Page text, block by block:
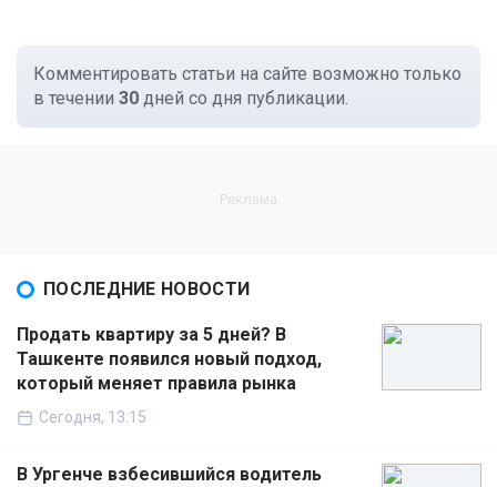
Комментировать статьи на сайте возможно только
в течении 30 дней со дня публикации.
ПОСЛЕДНИЕ НОВОСТИ
Продать квартиру за 5 дней? В
Ташкенте появился новый подход,
который меняет правила рынка
Сегодня, 13:15
В Ургенче взбесившийся водитель